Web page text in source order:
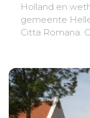
Holland en
gemeente
Citta Romana.